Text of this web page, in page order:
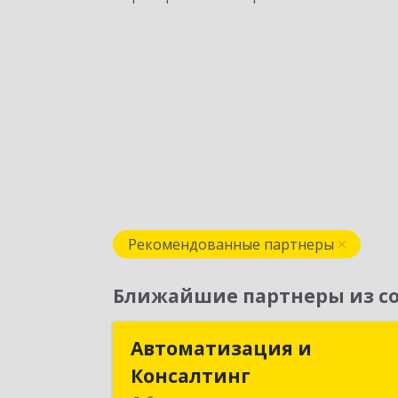
Рекомендованные партнеры
Ближайшие партнеры из
Автоматизация и
Консалтинг
Автоматизация и